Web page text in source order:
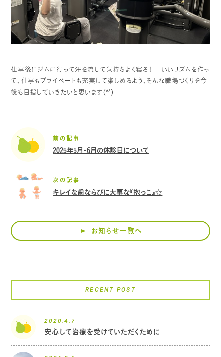
仕事後にジムに行って汗を流して気持ちよく寝る！
いいリズムを作っ
て、仕事もプライベートも充実して楽しめるよう、そんな職場づくりを今
後も目指していきたいと思います(^^)
前の記事
2025年5月・6月の休診日について
次の記事
キレイな歯ならびに大事な『抱っこ』☆
お知らせ一覧へ
RECENT POST
2020.4.7
安心して治療を受けていただくために